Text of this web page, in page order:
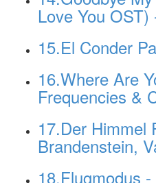
Love You OST)
15.El Conder
16.Where Are
Frequencies &
17.Der Himmel
Brandenstein,
18.Flugmodus